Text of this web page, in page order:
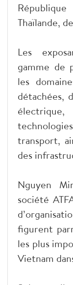
Thaïlande,
Les
gamme de
les
détachées,
transport,
des
Nguyen
société
figurent
les plus
Vietnam